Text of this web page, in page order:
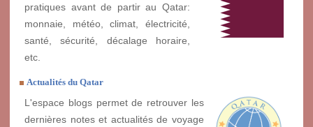
pratiques avant de partir au Qatar:
monnaie, météo, climat, électricité,
santé, sécurité, décalage horaire,
etc.
Actualités du Qatar
L'espace blogs permet de retrouver les
dernières notes et actualités de voyage